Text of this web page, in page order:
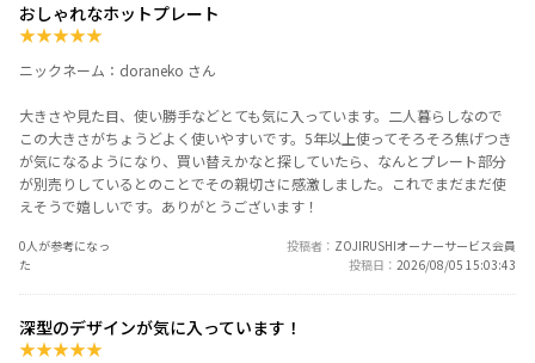
おしゃれなホットプレート
★★★★★
ニックネーム：doraneko さん
大きさや見た目、使い勝手などとても気に入っています。二人暮らしなので
この大きさがちょうどよく使いやすいです。5年以上使ってそろそろ焦げつき
が気になるようになり、買い替えかなと探していたら、なんとプレート部分
が別売りしているとのことでその親切さに感激しました。これでまだまだ使
えそうで嬉しいです。ありがとうございます！
0人が参考になっ
た
投稿者
ZOJIRUSHIオーナーサービス会員
投稿日
2026/08/05 15:03:43
深型のデザインが気に入っています！
★★★★★